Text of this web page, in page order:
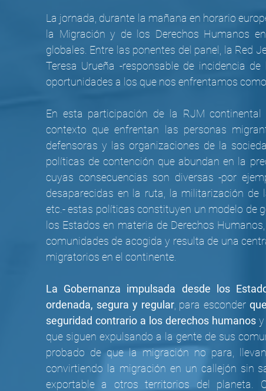
La jornada, durante la mañana en horario
la Migración y de los Derechos Humanos
globales. Entre las ponentes del panel, la Red
Teresa Urueña -responsable de incidencia
oportunidades a los que nos enfrentamos
En esta participación de la RJM
contexto que enfrentan las personas
defensoras y las organizaciones de la
políticas de contención que abundan en la
cuyas consecuencias son diversas -por
desaparecidas en la ruta, la militarización de
etc.- estas políticas constituyen un modelo de
los Estados en materia de Derechos
comunidades de acogida y resulta de una
migratorios en el continente.
La Gobernanza impulsada desde los
ordenada, segura y regular, para esconder
seguridad contrario a los derechos humanos
que siguen expulsando a la gente de sus
probado de que la migración no para,
convirtiendo la migración en un callejón sin
exportable a otros territorios del planeta.